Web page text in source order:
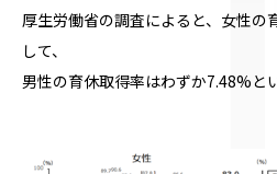
厚生労働省の調査によると、女性の
して、
男性の育休取得率はわずか7.48%と